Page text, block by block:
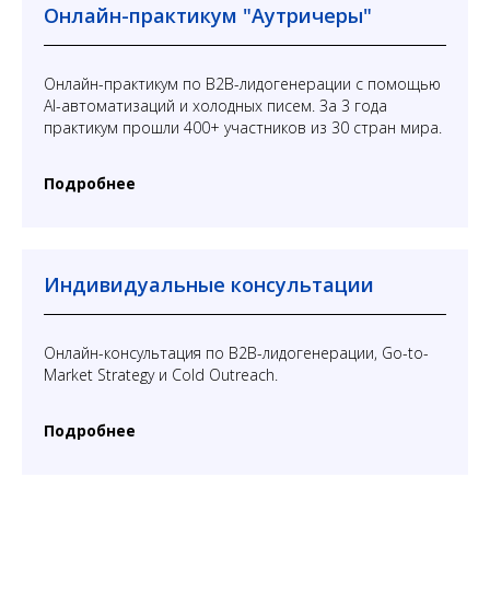
Онлайн-практикум "Аутричеры"
Онлайн-практикум по B2B-лидогенерации с помощью
AI-автоматизаций и холодных писем. За 3 года
практикум прошли 400+ участников из 30 стран мира.
Подробнее
Индивидуальные консультации
Онлайн-консультация по B2B-лидогенерации, Go-to-
Market Strategy и Cold Outreach.
Подробнее